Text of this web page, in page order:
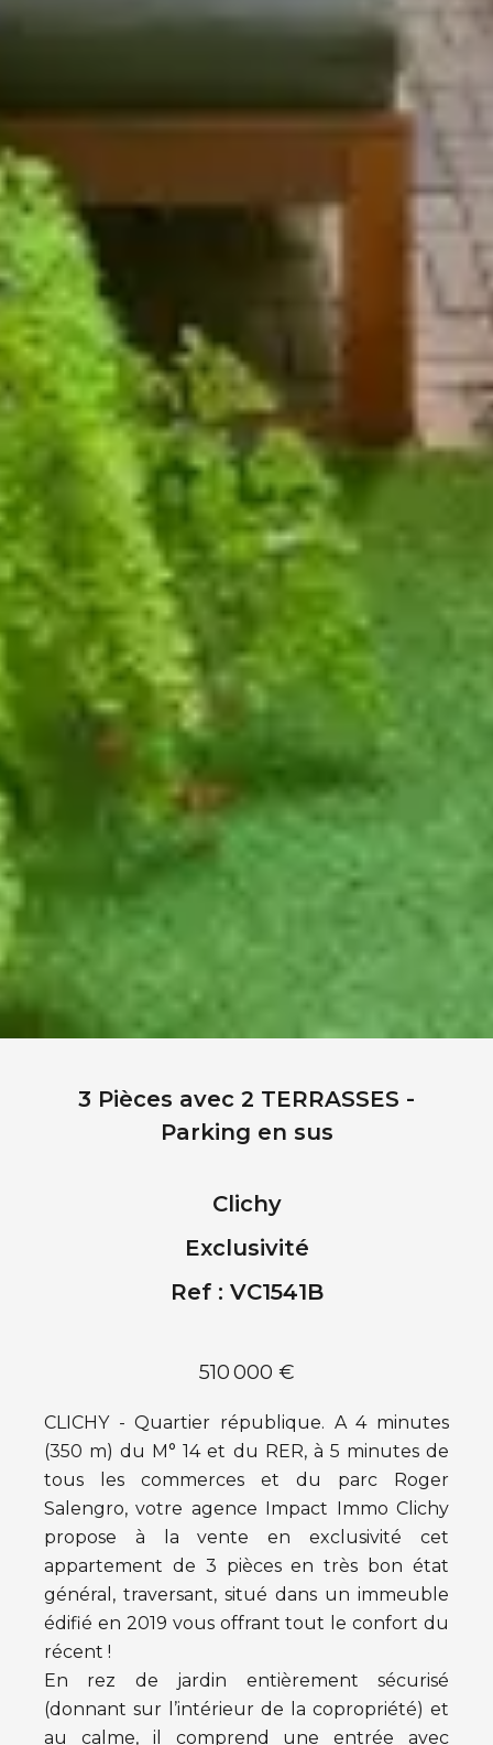
3 Pièces avec 2 TERRASSES -
Parking en sus
Clichy
Exclusivité
Ref : VC1541B
510 000 €
CLICHY - Quartier république. A 4 minutes
(350 m) du M° 14 et du RER, à 5 minutes de
tous les commerces et du parc Roger
Salengro, votre agence Impact Immo Clichy
propose à la vente en exclusivité cet
appartement de 3 pièces en très bon état
général, traversant, situé dans un immeuble
édifié en 2019 vous offrant tout le confort du
récent !
En rez de jardin entièrement sécurisé
(donnant sur l’intérieur de la copropriété) et
au calme, il comprend une entrée avec